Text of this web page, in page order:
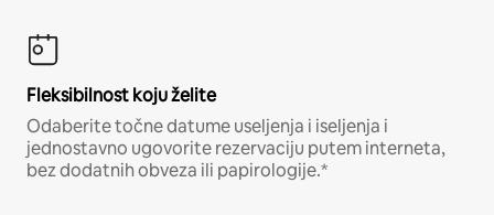
Fleksibilnost koju želite
Odaberite točne datume useljenja i iseljenja i
jednostavno ugovorite rezervaciju putem interneta,
bez dodatnih obveza ili papirologije.*